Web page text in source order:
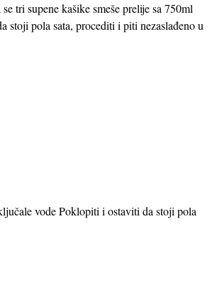
tri supene kašike smeše prelije sa 750ml
stoji pola sata, procediti i piti nezaslađeno u
vode Poklopiti i ostaviti da stoji pola